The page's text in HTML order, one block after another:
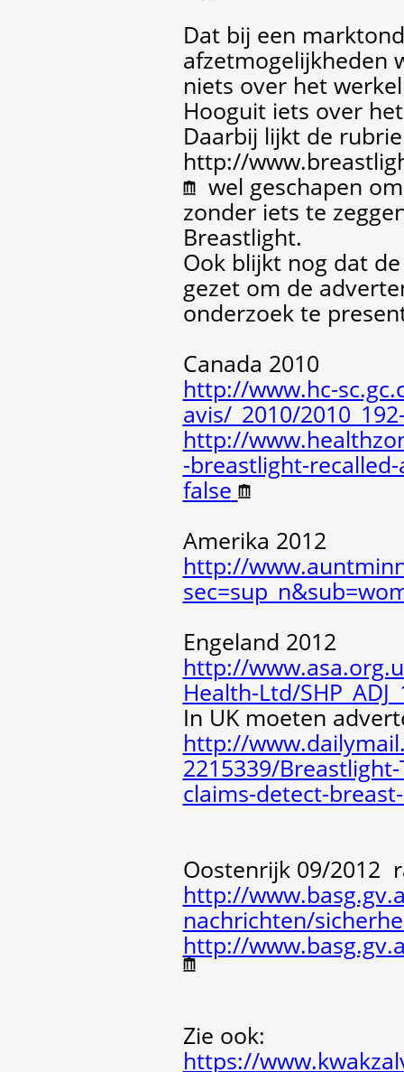
Dat bij een
afzetmogelijkheden
niets over het
Hooguit iets over
Daarbij lijkt de
http://
wel geschapen
zonder iets te
Breastlight.
Ook blijkt nog dat
gezet om de
onderzoek te
Canada 2010
http://www.hc-
avis/_2010/
http://
-breastlight-
false
Amerika 2012
http://
Engeland 2012
http://
Health-Ltd/
In UK moeten
http://
2215339/
claims-detect-
Oostenrijk 09/2012
http://
nachrichten/
http://
Zie ook:
https://